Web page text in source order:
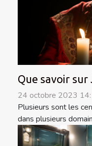
Que savoir sur
24 octobre 2023
Plusieurs sont les
dans plusieurs